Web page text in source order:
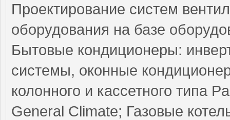
Проектирование систем
оборудования на базе
Бытовые кондиционеры:
системы, оконные
колонного и кассетного типа
General Climate; Газовые